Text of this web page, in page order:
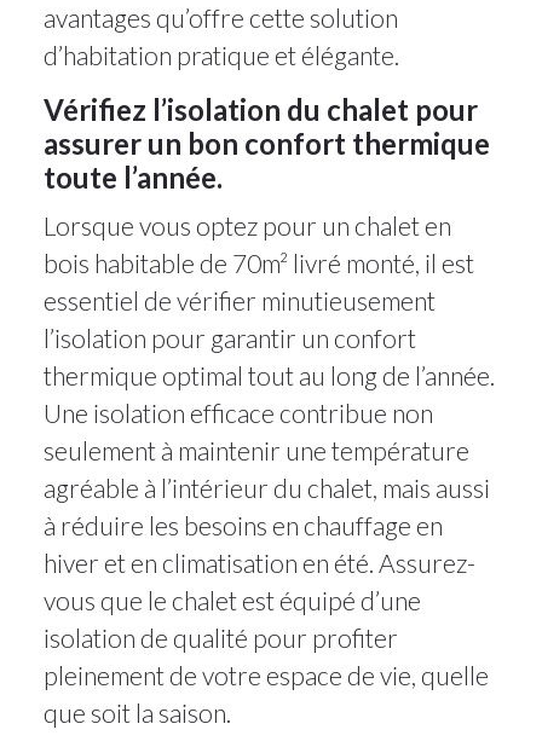
avantages qu’offre cette solution
d’habitation pratique et élégante.
Vérifiez l’isolation du chalet pour
assurer un bon confort thermique
toute l’année.
Lorsque vous optez pour un chalet en
bois habitable de 70m² livré monté, il est
essentiel de vérifier minutieusement
l’isolation pour garantir un confort
thermique optimal tout au long de l’année.
Une isolation efficace contribue non
seulement à maintenir une température
agréable à l’intérieur du chalet, mais aussi
à réduire les besoins en chauffage en
hiver et en climatisation en été. Assurez-
vous que le chalet est équipé d’une
isolation de qualité pour profiter
pleinement de votre espace de vie, quelle
que soit la saison.